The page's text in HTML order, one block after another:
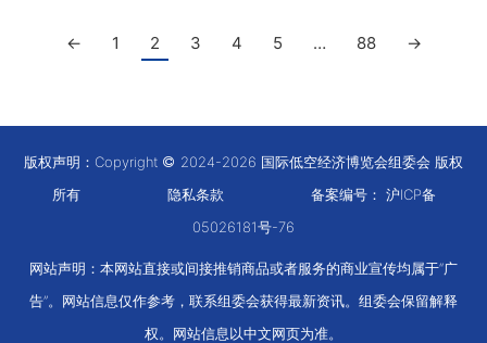
← 1 2 3 4 5 … 88 →
版权声明：Copyright
2024-2026 国际低空经济博览会组委会 版权
所有
隐私条款 备案编号： 沪ICP备
05026181号-76
网站声明：本网站直接或间接推销商品或者服务的商业宣传均属于“广
告”。网站信息仅作参考，联系组委会获得最新资讯。组委会保留解释
权。网站信息以中文网页为准。